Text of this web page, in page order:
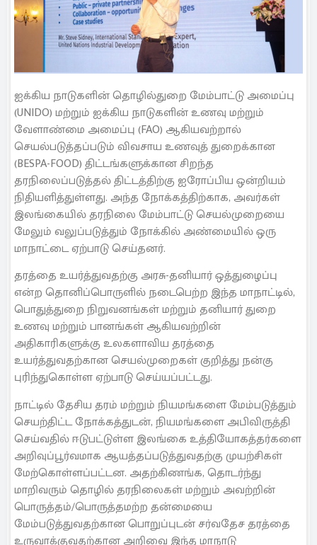
ஐக்கிய நாடுகளின் தொழில்துறை மேம்பாட்டு அமைப்பு
(UNIDO) மற்றும் ஐக்கிய நாடுகளின் உணவு மற்றும்
வேளாண்மை அமைப்பு (FAO) ஆகியவற்றால்
செயல்படுத்தப்படும் விவசாய உணவுத் துறைக்கான
(BESPA-FOOD) திட்டங்களுக்கான சிறந்த
தரநிலைப்படுத்தல் திட்டத்திற்கு ஐரோப்பிய ஒன்றியம்
நிதியளித்துள்ளது. அந்த நோக்கத்திற்காக, அவர்கள்
இலங்கையில் தரநிலை மேம்பாட்டு செயல்முறையை
மேலும் வலுப்படுத்தும் நோக்கில் அண்மையில் ஒரு
மாநாட்டை ஏற்பாடு செய்தனர்.
தரத்தை உயர்த்துவதற்கு அரசு-தனியார் ஒத்துழைப்பு
என்ற தொனிப்பொருளில் நடைபெற்ற இந்த மாநாட்டில்,
பொதுத்துறை நிறுவனங்கள் மற்றும் தனியார் துறை
உணவு மற்றும் பானங்கள் ஆகியவற்றின்
அதிகாரிகளுக்கு உலகளாவிய தரத்தை
உயர்த்துவதற்கான செயல்முறைகள் குறித்து நன்கு
புரிந்துகொள்ள ஏற்பாடு செய்யப்பட்டது.
நாட்டில் தேசிய தரம் மற்றும் நியமங்களை மேம்படுத்தும்
செயற்திட்ட நோக்கத்துடன், நியமங்களை அபிவிருத்தி
செய்வதில் ஈடுபட்டுள்ள இலங்கை உத்தியோகத்தர்களை
அறிவுப்பூர்வமாக ஆயத்தப்படுத்துவதற்கு முயற்சிகள்
மேற்கொள்ளப்பட்டன. அதற்கிணங்க, தொடர்ந்து
மாறிவரும் தொழில் தரநிலைகள் மற்றும் அவற்றின்
பொருத்தம்/பொருத்தமற்ற தன்மையை
மேம்படுத்துவதற்கான பொறுப்புடன் சர்வதேச தரத்தை
உருவாக்குவதற்கான அறிவை இந்த மாநாடு